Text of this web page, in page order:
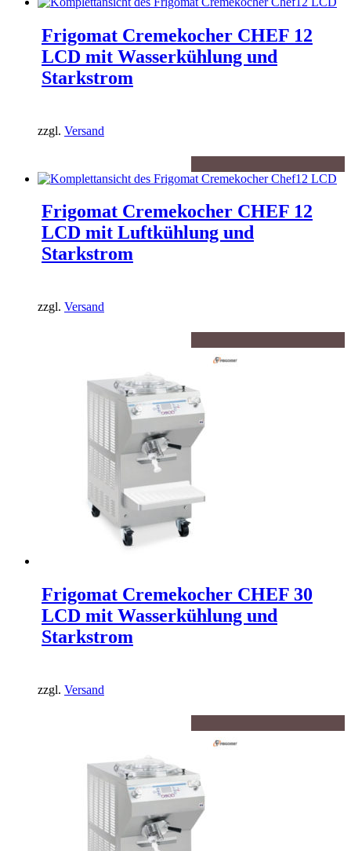
Frigomat Cremekocher CHEF 12
LCD mit Wasserkühlung und
Starkstrom
zzgl. Versand
Frigomat Cremekocher CHEF 12
LCD mit Luftkühlung und
Starkstrom
zzgl. Versand
Frigomat Cremekocher CHEF 30
LCD mit Wasserkühlung und
Starkstrom
zzgl. Versand